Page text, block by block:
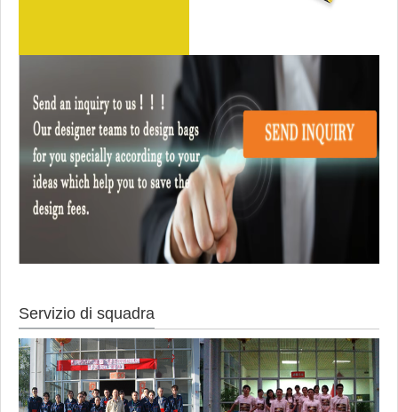
Servizio di squadra